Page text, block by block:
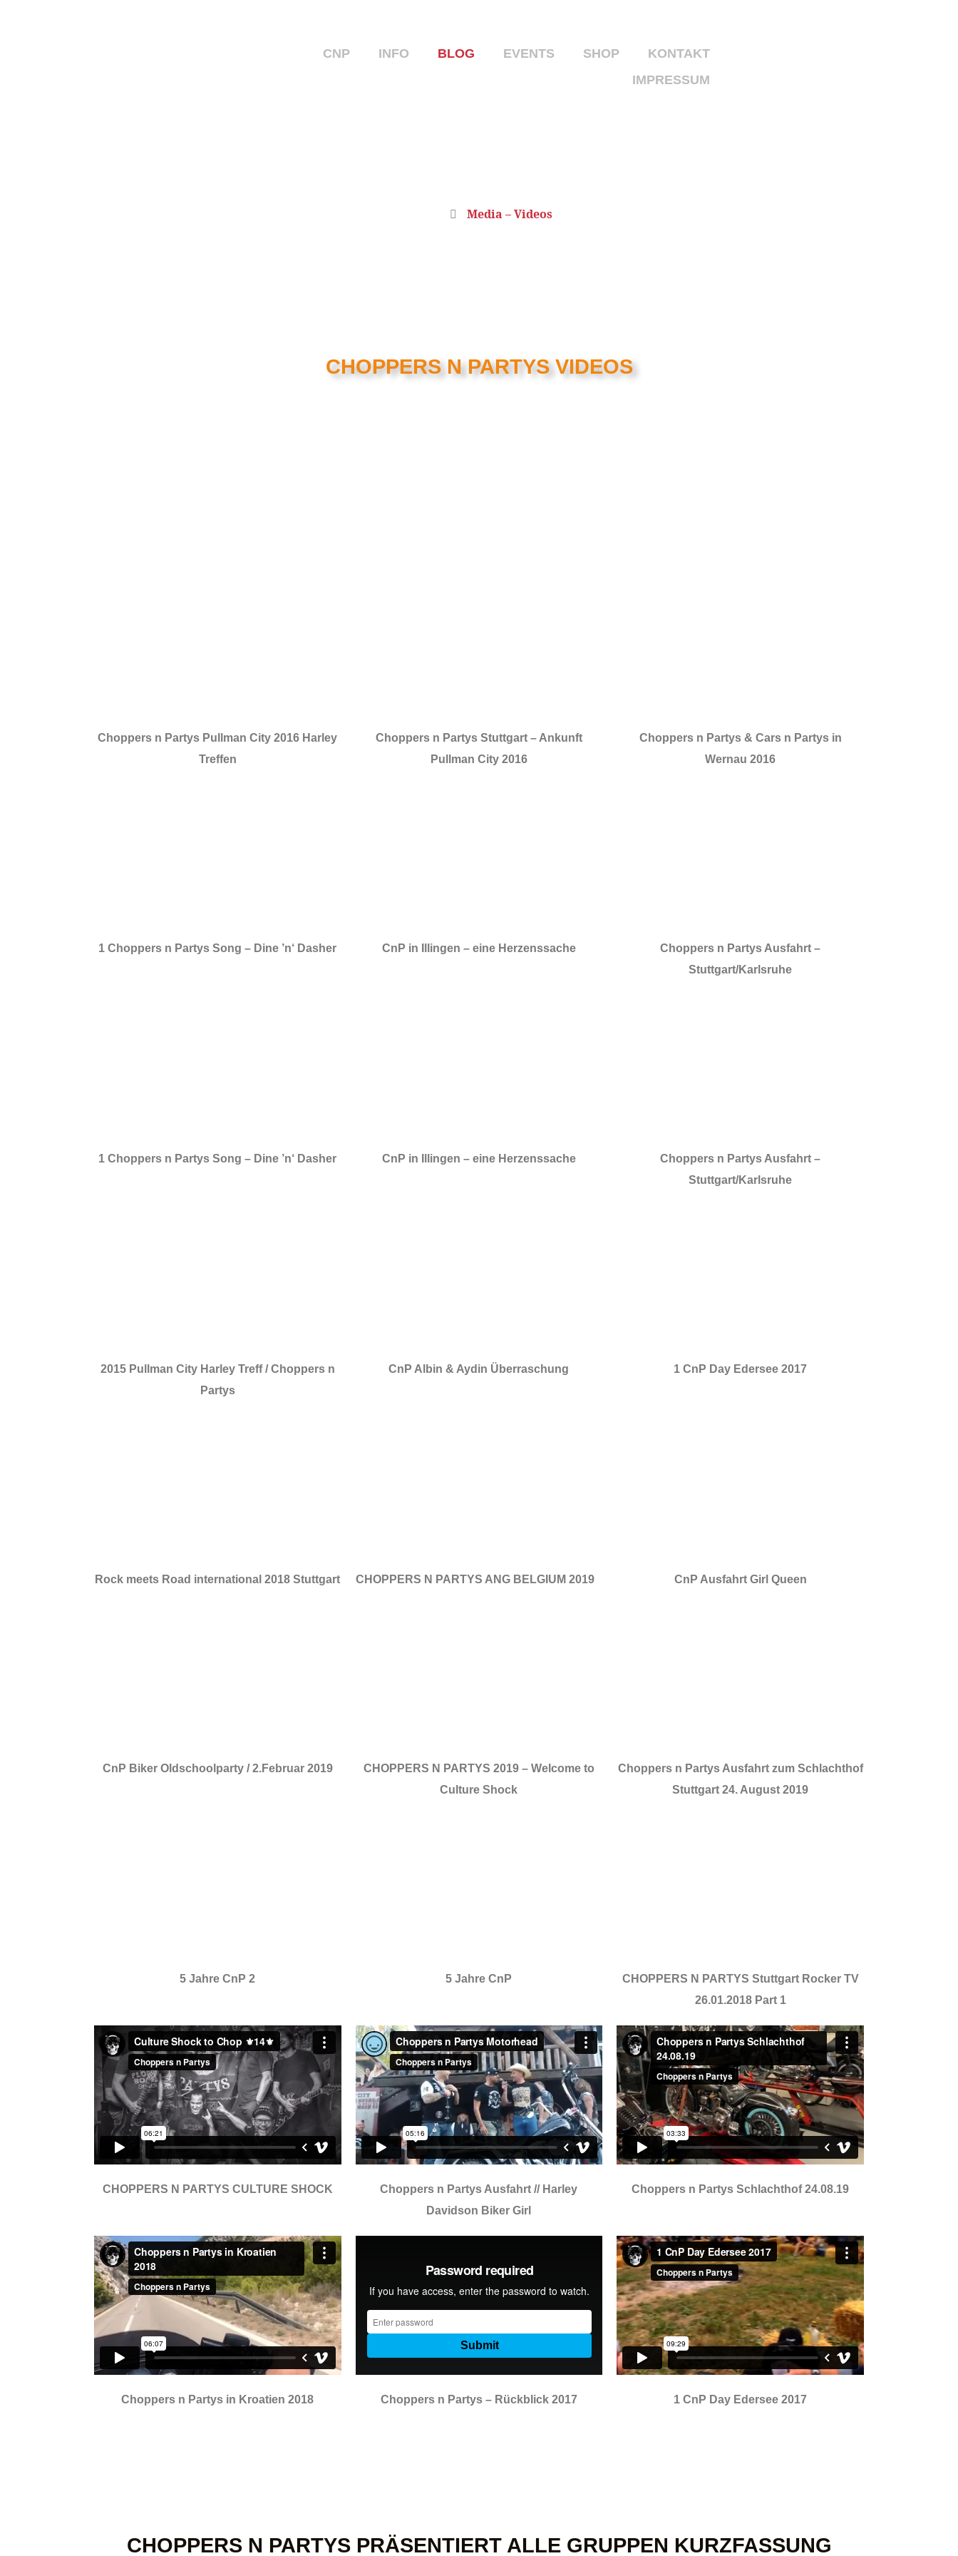
CNP INFO BLOG EVENTS SHOP
KONTAKT
IMPRESSUM
Media – Videos
CHOPPERS N PARTYS VIDEOS
Choppers n Partys Pullman City 2016 Harley
Treffen
Choppers n Partys Stuttgart – Ankunft
Pullman City 2016
Choppers n Partys & Cars n Partys in
Wernau 2016
1 Choppers n Partys Song – Dine ’n‘ Dasher CnP in Illingen – eine Herzenssache
Choppers n Partys Ausfahrt –
Stuttgart/Karlsruhe
1 Choppers n Partys Song – Dine ’n‘ Dasher CnP in Illingen – eine Herzenssache
Choppers n Partys Ausfahrt –
Stuttgart/Karlsruhe
2015 Pullman City Harley Treff / Choppers n
Partys
CnP Albin & Aydin Überraschung 1 CnP Day Edersee 2017
Rock meets Road international 2018 Stuttgart CHOPPERS N PARTYS ANG BELGIUM 2019 CnP Ausfahrt Girl Queen
CnP Biker Oldschoolparty / 2.Februar 2019
CHOPPERS N PARTYS 2019 – Welcome to
Culture Shock
Choppers n Partys Ausfahrt zum Schlachthof
Stuttgart 24. August 2019
5 Jahre CnP 2 5 Jahre CnP
CHOPPERS N PARTYS Stuttgart Rocker TV
26.01.2018 Part 1
CHOPPERS N PARTYS CULTURE SHOCK
Choppers n Partys Ausfahrt // Harley
Davidson Biker Girl
Choppers n Partys Schlachthof 24.08.19
Choppers n Partys in Kroatien 2018 Choppers n Partys – Rückblick 2017 1 CnP Day Edersee 2017
CHOPPERS N PARTYS PRÄSENTIERT ALLE GRUPPEN KURZFASSUNG